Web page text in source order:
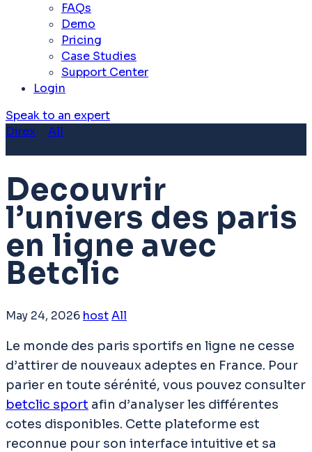
FAQs
Demo
Pricing
Case Studies
Support Center
Login
Speak to an expert
Direx
All
Decouvrir
l’univers des paris
en ligne avec
Betclic
May 24, 2026 hostAll
Le monde des paris sportifs en ligne ne cesse
d’attirer de nouveaux adeptes en France. Pour
parier en toute sérénité, vous pouvez consulter
betclic sport afin d’analyser les différentes
cotes disponibles. Cette plateforme est
reconnue pour son interface intuitive et sa